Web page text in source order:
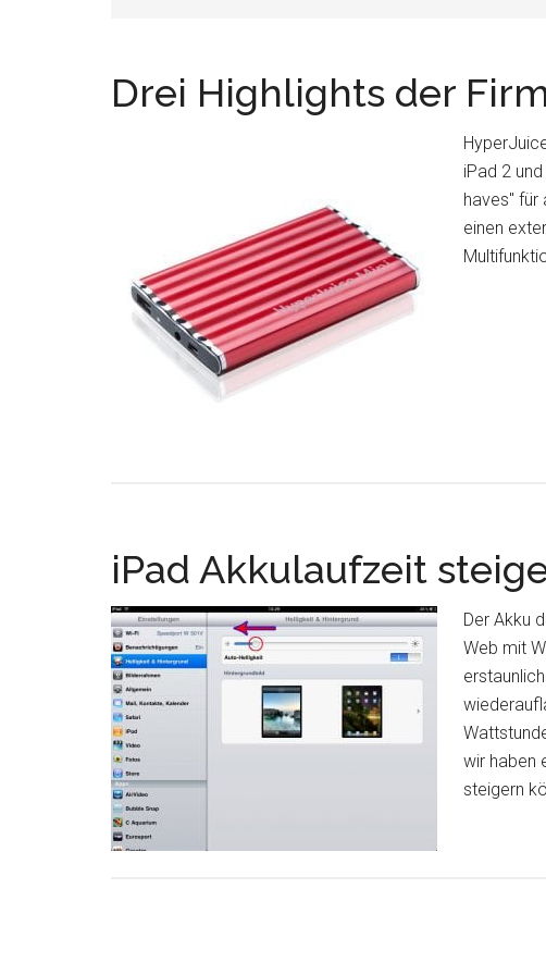
Drei Highlights der
iPad 2
haves" für
einen
iPad Akkulaufzeit
Der Akku
Web mit
wir haben
steigern